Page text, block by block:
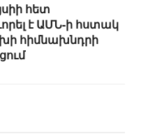
հետ
է ԱՄՆ-ի հստակ
հիմնախնդրի